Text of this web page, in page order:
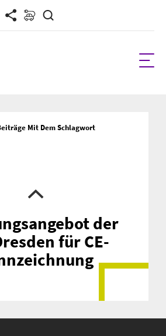
Mit Dem Schlagwort
der
für CE-